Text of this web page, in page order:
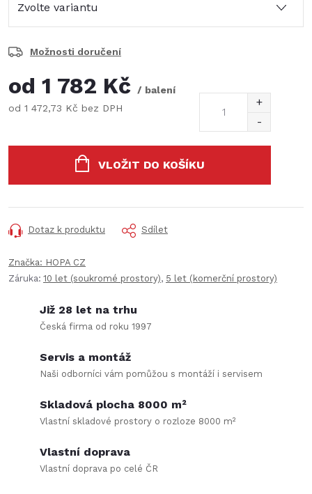
Možnosti doručení
od 1 782 Kč
/ balení
od 1 472,73 Kč bez DPH
VLOŽIT DO KOŠÍKU
Dotaz k produktu Sdílet
Značka: HOPA CZ
Záruka: 10 let (soukromé prostory), 5 let (komerční prostory)
Již 28 let na trhu
Česká firma od roku 1997
Servis a montáž
Naši odborníci vám pomůžou s montáží i servisem
Skladová plocha 8000 m²
Vlastní skladové prostory o rozloze 8000 m²
Vlastní doprava
Vlastní doprava po celé ČR